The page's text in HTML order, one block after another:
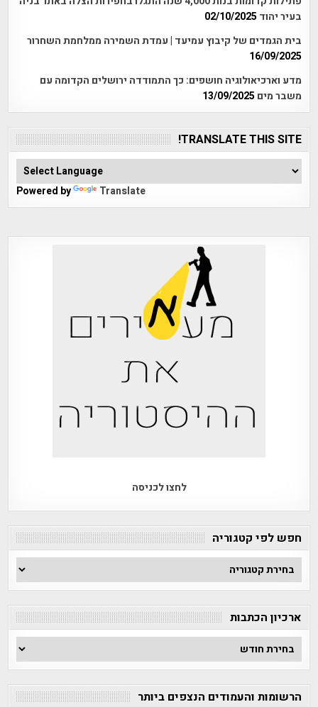
בעיר יהוד 02/10/2025
בית הגמדים של קיבוץ עמיעד | עמדת השמירה ממלחמת השחרור
16/09/2025
מדע וארכיאולוגיה חושפים: כך התמודדה ירושלים הקדומה עם
משבר מים 13/09/2025
TRANSLATE THIS SITE!
Powered by Translate
לחצו לכניסה
חפש לפי קטגוריה
חפש
לפי
ארכיון הכתבות
ארכיון
הכתבות
הרשומות והעמודים הנצפים ביותר